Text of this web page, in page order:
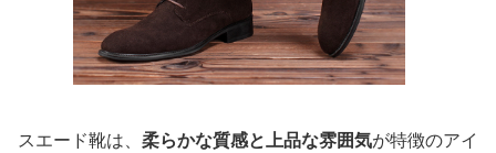
スエード靴は、 柔らかな質感と上品な雰囲気が特徴のアイ